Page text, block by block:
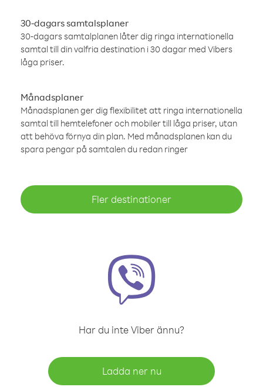
30-dagars samtalsplaner
30-dagars samtalplanen låter dig ringa internationella
samtal till din valfria destination i 30 dagar med Vibers
låga priser.
Månadsplaner
Månadsplanen ger dig flexibilitet att ringa internationella
samtal till hemtelefoner och mobiler till låga priser, utan
att behöva förnya din plan. Med månadsplanen kan du
spara pengar på samtalen du redan ringer
Fler destinationer
Har du inte Viber ännu?
Ladda ner nu